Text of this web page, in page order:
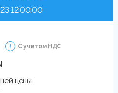
12:00:00
С учетом НДС
цены